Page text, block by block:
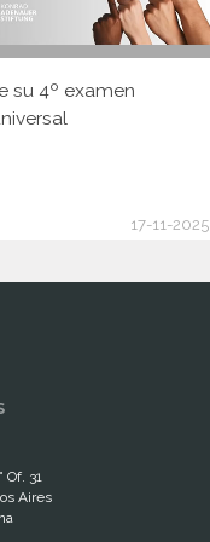
su 4º examen
17-11-2025
Of. 31
Aires